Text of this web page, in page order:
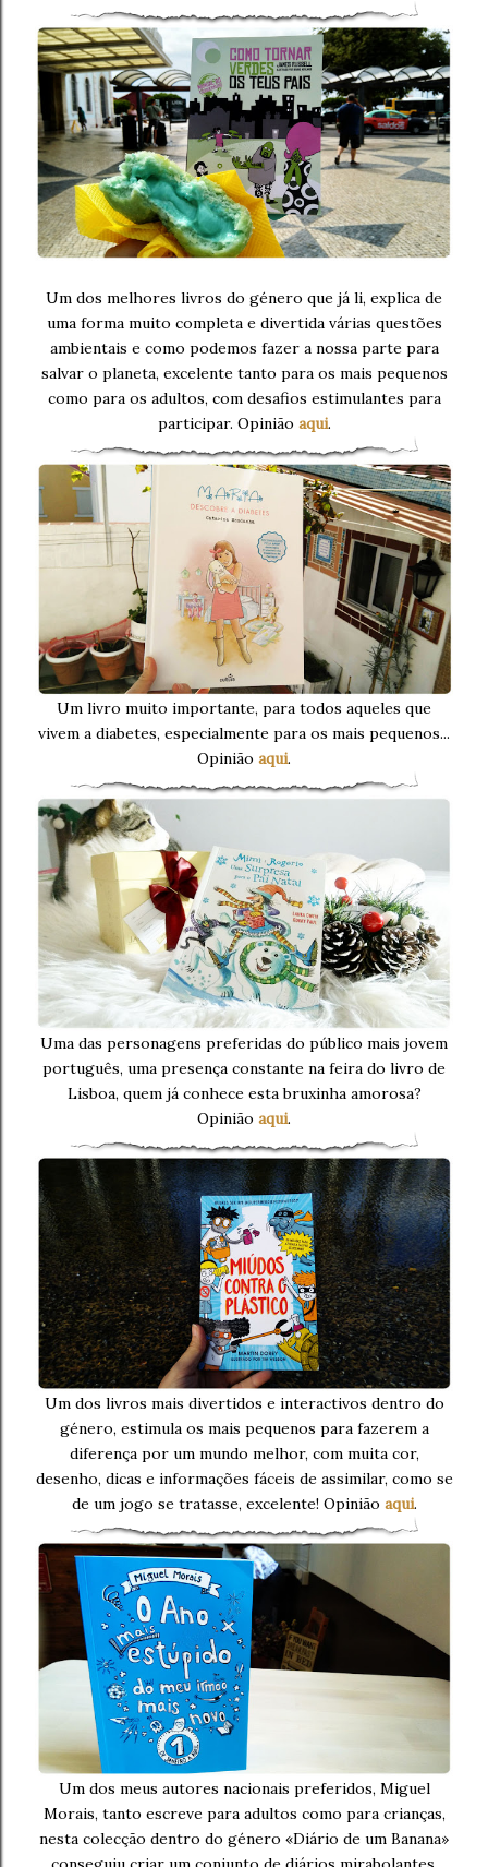
Um dos melhores livros do género que já li, explica de
uma forma muito completa e divertida várias questões
ambientais e como podemos fazer a nossa parte para
salvar o planeta, excelente tanto para os mais pequenos
como para os adultos, com desafios estimulantes para
participar. Opinião aqui.
Um livro muito importante, para todos aqueles que
vivem a diabetes, especialmente para os mais pequenos...
Opinião aqui.
Uma das personagens preferidas do público mais jovem
português, uma presença constante na feira do livro de
Lisboa, quem já conhece esta bruxinha amorosa?
Opinião aqui.
Um dos livros mais divertidos e interactivos dentro do
género, estimula os mais pequenos para fazerem a
diferença por um mundo melhor, com muita cor,
desenho, dicas e informações fáceis de assimilar, como se
de um jogo se tratasse, excelente! Opinião aqui.
Um dos meus autores nacionais preferidos, Miguel
Morais, tanto escreve para adultos como para crianças,
nesta colecção dentro do género «Diário de um Banana»